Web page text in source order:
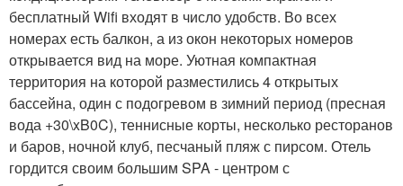
бесплатный Wifi входят в число удобств. Во всех
номерах есть балкон, а из окон некоторых номеров
открывается вид на море. Уютная компактная
территория на которой разместились 4 открытых
бассейна, один с подогревом в зимний период (пресная
вода +30\xB0C), теннисные корты, несколько ресторанов
и баров, ночной клуб, песчаный пляж с пирсом. Отель
гордится своим большим SPA - центром с